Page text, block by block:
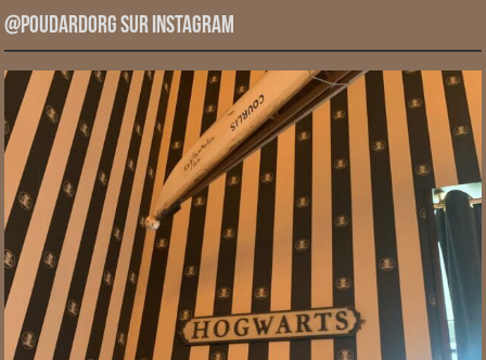
@PoudardOrg sur Instagram